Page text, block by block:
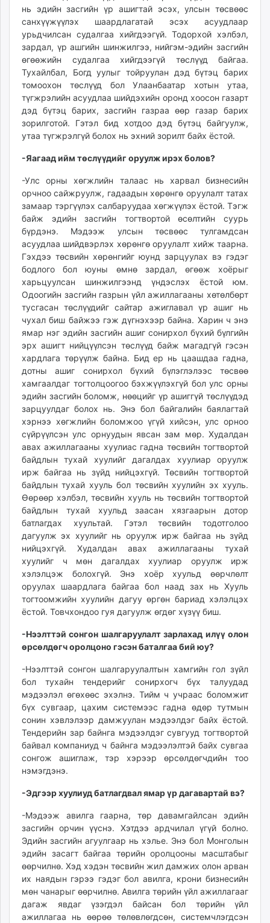
нь эдийн засгийн үр ашигтай эсэх, улсын төсвөөс
санхүүжүүлэх шаардлагатай эсэх асуудлаар
урьдчилсан судалгаа хийгдээгүй. Тодорхой хэлбэл,
зардал, үр ашгийн шинжилгээ, нийгэм-эдийн засгийн
өгөөжийн судалгаа хийгдээгүй төслүүд байгаа.
Тухайлбал, Богд уулыг тойруулан дэд бүтэц барих
томоохон төслүүд бол Улаанбаатар хотын утаа,
түгжрэлийн асуудлаа шийдэхийн оронд хоосон газарт
дэд бүтэц барих, засгийн газраа өөр газар барих
зорилготой. Гэтэл бид хотдоо дэд бүтэц байгуулж,
утаа түгжрэлгүй болох нь эхний зорилт байх ёстой.
-Яагаад ийм төслүүдийг оруулж ирэх болов?
-Улс орны хөгжлийн талаас нь харвал бизнесийн
орчноо сайжруулж, гадаадын хөрөнгө оруулалт татах
замаар тэргүүлэх салбаруудаа хөгжүүлэх ёстой. Тэгж
байж эдийн засгийн тогтвортой өсөлтийн суурь
бүрдэнэ. Мэдээж улсын төсвөөс тулгамдсан
асуудлаа шийдвэрлэх хөрөнгө оруулалт хийж таарна.
Гэхдээ төсвийн хөрөнгийг юунд зарцуулах вэ гэдэг
бодлого бол юуны өмнө зардал, өгөөж хоёрыг
харьцуулсан шинжилгээнд үндэслэх ёстой юм.
Одоогийн засгийн газрын үйл ажиллагааны хөтөлбөрт
тусгасан төслүүдийг сайтар ажиглавал үр ашиг нь
чухал биш байжээ гэж дүгнэхээр байна. Харин ч энэ
ямар нэг эдийн засгийн ашиг сонирхол бүхий бүлгийн
эрх ашигт нийцүүлсэн төслүүд байж магадгүй гэсэн
хардлага төрүүлж байна. Бид ер нь цаашдаа гадна,
дотны ашиг сонирхол бүхий бүлэглэлээс төсвөө
хамгаалдаг тогтолцоогоо бэхжүүлэхгүй бол улс орны
эдийн засгийн боломж, нөөцийг үр ашиггүй төслүүдэд
зарцуулдаг болох нь. Энэ бол байгалийн баялагтай
хэрнээ хөгжлийн боломжоо үгүй хийсэн, улс орноо
сүйрүүлсэн улс орнуудын явсан зам мөр. Худалдан
авах ажиллагааны хуулиас гадна төсвийн тогтвортой
байдлын тухай хуулийг дагалдах хуулиар оруулж
ирж байгаа нь зүйд нийцэхгүй. Төсвийн тогтвортой
байдлын тухай хууль бол төсвийн хуулийн эх хууль.
Өөрөөр хэлбэл, төсвийн хууль нь төсвийн тогтвортой
байдлын тухай хуульд заасан хязгаарын дотор
батлагдах хуультай. Гэтэл төсвийн тодотголоо
дагуулж эх хуулийг нь оруулж ирж байгаа нь зүйд
нийцэхгүй. Худалдан авах ажиллагааны тухай
хуулийг ч мөн дагалдах хуулиар оруулж ирж
хэлэлцэж болохгүй. Энэ хоёр хуульд өөрчлөлт
оруулах шаардлага байгаа бол наад зах нь Хууль
тогтоомжийн хуулийн дагуу өргөн бариад хэлэлцэх
ёстой. Товчхондоо гуя дагуулж өгдөг хүзүү биш.
-Нээлттэй сонгон шалгаруулалт зарлахад илүү олон
өрсөлдөгч оролцоно гэсэн баталгаа бий юу?
-Нээлттэй сонгон шалгаруулалтын хамгийн гол зүйл
бол тухайн тендерийг сонирхогч бүх талуудад
мэдээлэл өгөхөөс эхэлнэ. Тийм ч учраас боломжит
бүх сувгаар, цахим системээс гадна өдөр тутмын
сонин хэвлэлээр дамжуулан мэдээлдэг байх ёстой.
Тендерийн зар байнга мэдээлдэг сувгууд тогтвортой
байвал компаниуд ч байнга мэдээлэлтэй байх сувгаа
сонгож ашиглаж, тэр хэрээр өрсөлдөгчдийн тоо
нэмэгдэнэ.
-Эдгээр хуулиуд батлагдвал ямар үр дагавартай вэ?
-Мэдээж авилга гаарна, төр давамгайлсан эдийн
засгийн орчин үүснэ. Хэтдээ ардчилал үгүй болно.
Эдийн засгийн агуулгаар нь хэлье. Энэ бол Монголын
эдийн засагт байгаа төрийн оролцооны масштабыг
өөрчилнө. Хэд хэдэн төсвийн жил дамжих олон арван
их наядын гэрээ гэдэг бол авилга, крони бизнесийн
мөн чанарыг өөрчилнө. Авилга төрийн үйл ажиллагааг
дагаж явдаг үзэгдэл байсан бол төрийн үйл
ажиллагаа нь өөрөө төлөвлөгдсөн, системчлэгдсэн